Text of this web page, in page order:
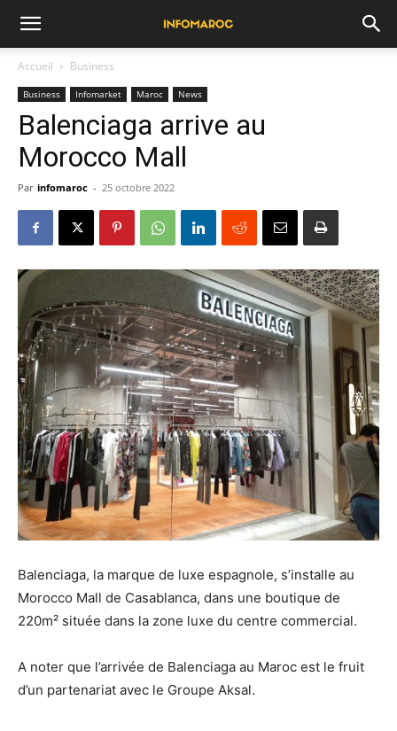
Accueil Business
Business Infomarket Maroc News
Balenciaga arrive au
Morocco Mall
Par infomaroc - 25 octobre 2022
Balenciaga, la marque de luxe espagnole, s’installe au
Morocco Mall de Casablanca, dans une boutique de
220m² située dans la zone luxe du centre commercial.
A noter que l’arrivée de Balenciaga au Maroc est le fruit
d’un partenariat avec le Groupe Aksal.